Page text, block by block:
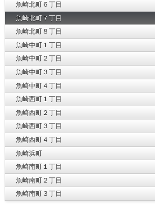
魚崎北町６丁目
魚崎北町７丁目
魚崎北町８丁目
魚崎中町１丁目
魚崎中町２丁目
魚崎中町３丁目
魚崎中町４丁目
魚崎西町１丁目
魚崎西町２丁目
魚崎西町３丁目
魚崎西町４丁目
魚崎浜町
魚崎南町１丁目
魚崎南町２丁目
魚崎南町３丁目